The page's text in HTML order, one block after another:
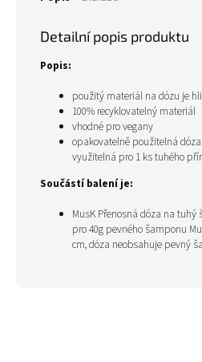
Detailní popis produktu
Popis:
použitý materiál na dózu je
100% recyklovatelný materiál
vhodné pro vegany
opakovatelně použitelná
využitelná pro 1 ks tuhého
Součástí balení je:
MusK Přenosná dóza na tuhý
pro 40g pevného šamponu
cm, dóza neobsahuje pevný